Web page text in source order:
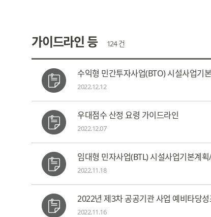
가이드라인 등 124 건
수익형 민간투자사업(BTO) 시설사업기
2022.12.12
우대점수 산정 요령 가이드라인
2022.12.07
임대형 민자사업(BTL) 시설사업기본계
2022.11.18
2022년 제3차 공공기관 사업 예비타당
2022.11.16